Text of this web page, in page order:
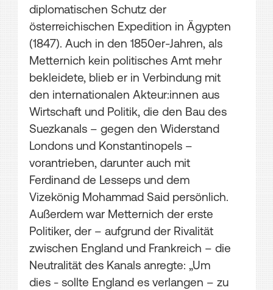
diplomatischen Schutz der
österreichischen Expedition in Ägypten
(1847). Auch in den 1850er-Jahren, als
Metternich kein politisches Amt mehr
bekleidete, blieb er in Verbindung mit
den internationalen Akteur:innen aus
Wirtschaft und Politik, die den Bau des
Suezkanals – gegen den Widerstand
Londons und Konstantinopels –
vorantrieben, darunter auch mit
Ferdinand de Lesseps und dem
Vizekönig Mohammad Said persönlich.
Außerdem war Metternich der erste
Politiker, der – aufgrund der Rivalität
zwischen England und Frankreich – die
Neutralität des Kanals anregte: „Um
dies - sollte England es verlangen – zu